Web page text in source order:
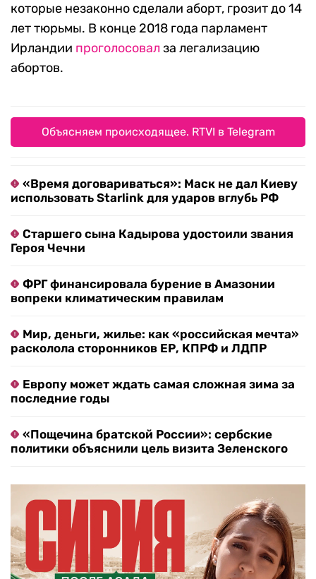
которые незаконно сделали аборт, грозит до 14
лет тюрьмы. В конце 2018 года парламент
Ирландии проголосовал за легализацию
абортов.
Объясняем происходящее. RTVI в Telegram
«Время договариваться»: Маск не дал Киеву
использовать Starlink для ударов вглубь РФ
Старшего сына Кадырова удостоили звания
Героя Чечни
ФРГ финансировала бурение в Амазонии
вопреки климатическим правилам
Мир, деньги, жилье: как «российская мечта»
расколола сторонников ЕР, КПРФ и ЛДПР
Европу может ждать самая сложная зима за
последние годы
«Пощечина братской России»: сербские
политики объяснили цель визита Зеленского